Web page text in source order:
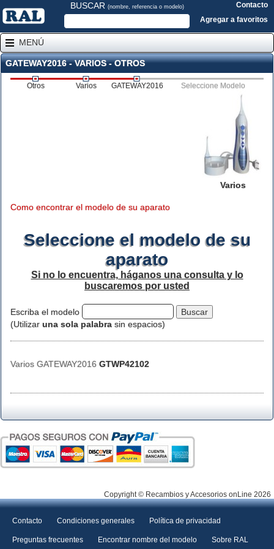
BUSCAR (nombre, referencia o modelo)
Contacto
Agregar a favoritos
MENÚ
GATEWAY2016 - VARIOS - OTROS
Otros Varios GATEWAY2016 Seleccione Modelo
Varios
Como encontrar el modelo de su aparato
Seleccione el modelo de su
aparato
Si no lo encuentra, háganos una consulta y lo
buscaremos por usted
Escriba el modelo
(Utilizar una sola palabra sin espacios)
Varios GATEWAY2016 GTWP42102
Copyright © Recambios y Accesorios onLine 2026
Contacto Condiciones generales Política de privacidad
Preguntas frecuentes Encontrar nombre del modelo Sobre RAL